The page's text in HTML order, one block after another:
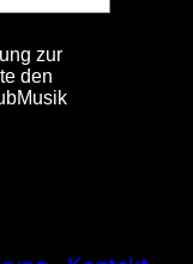
zur
den